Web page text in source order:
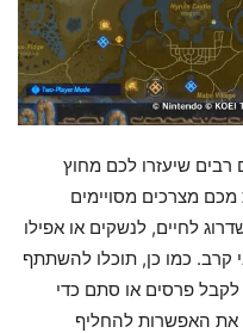
רבים שיעזרו לכם מחוץ
מצרכים מסויימים
לחיים, לנשקים או אפילו
קרב. כמו כן, תוכלו להשתתף
פרסים או סתם כדי
את האפשרות להחליף